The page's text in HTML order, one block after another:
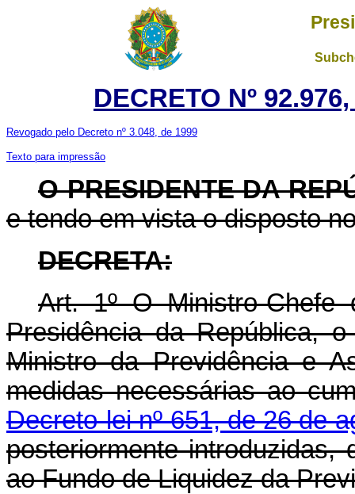
DECRETO Nº
Revogado pelo Decreto nº 3.048, de 1999
Texto para impressão
O PRESIDENTE DA
e tendo em vista o disposto
DECRETA:
Art. 1º O Ministro-Chefe
Presidência da República,
Ministro da Previdência e
medidas necessárias ao
Decreto-lei nº 651, de 26 de
posteriormente introduzidas,
ao Fundo de Liquidez da